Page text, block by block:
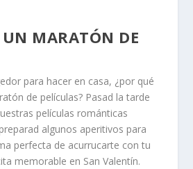
UN MARATÓN DE
para hacer en casa, ¿por qué
de películas? Pasad la tarde
películas románticas
algunos aperitivos para
perfecta de acurrucarte con tu
memorable en San Valentín.